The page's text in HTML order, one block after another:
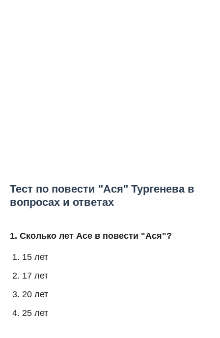
Тест по повести "Ася" Тургенева в
вопросах и ответах
1. Сколько лет Асе в повести "Ася"?
15 лет
17 лет
20 лет
25 лет